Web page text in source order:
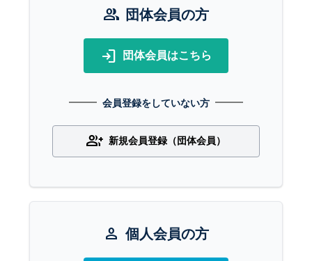
group 団体会員の方
login 団体会員はこちら
会員登録をしていない方
group_add 新規会員登録（団体会員）
person 個人会員の方